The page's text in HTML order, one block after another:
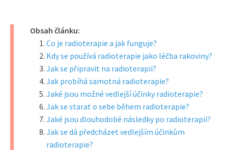
Obsah článku:
Co je radioterapie a jak funguje?
Kdy se používá radioterapie jako léčba rakoviny?
Jak se připravit na radioterapii?
Jak probíhá samotná radioterapie?
Jaké jsou možné vedlejší účinky radioterapie?
Jak se starat o sebe během radioterapie?
Jaké jsou dlouhodobé následky po radioterapii?
Jak se dá předcházet vedlejším účinkům
radioterapie?